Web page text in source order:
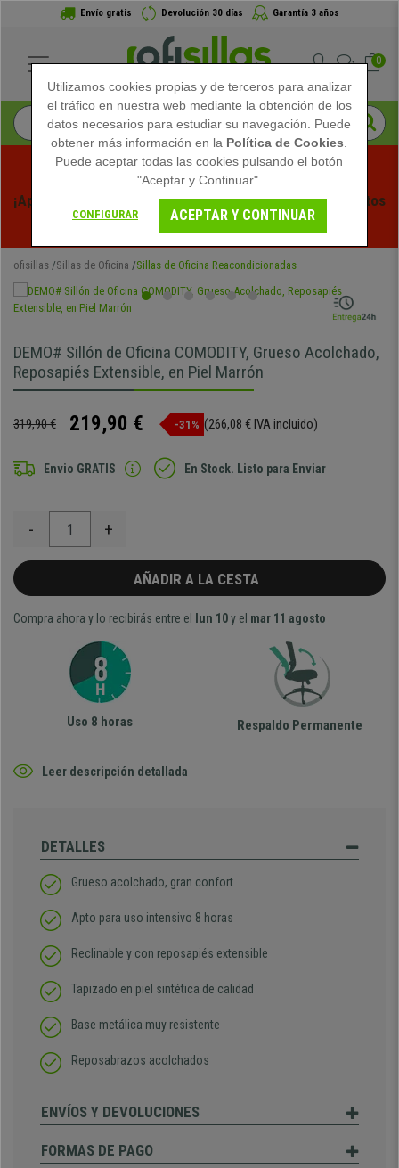
Envío gratis Devolución 30 días Garantía 3 años
0
¡Aprovecha las Rebajas de Verano en Ofisillas! Descuentos
Exclusivos por Tiempo Limitado - Ver Promo
ofisillas Sillas de Oficina Sillas de Oficina Reacondicionadas
DEMO# Sillón de Oficina COMODITY, Grueso Acolchado,
Reposapiés Extensible, en Piel Marrón
319,90 € 219,90 € -31% (266,08 € IVA incluido)
Envio GRATIS En Stock. Listo para Enviar
- +
AÑADIR A LA CESTA
Compra ahora y lo recibirás entre el lun 10y el mar 11 agosto
Uso 8 horas Respaldo Permanente
Leer descripción detallada
DETALLES
Grueso acolchado, gran confort
Apto para uso intensivo 8 horas
Reclinable y con reposapiés extensible
Tapizado en piel sintética de calidad
Base metálica muy resistente
Reposabrazos acolchados
ENVÍOS Y DEVOLUCIONES
FORMAS DE PAGO
Utilizamos cookies propias y de terceros para analizar
el tráfico en nuestra web mediante la obtención de los
datos necesarios para estudiar su navegación. Puede
obtener más información en la Política de Cookies
Puede aceptar todas las cookies pulsando el botón
"Aceptar y Continuar".
CONFIGURAR ACEPTAR Y CONTINUAR